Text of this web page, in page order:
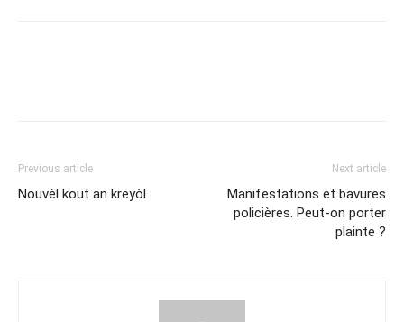
Previous article
Nouvèl kout an kreyòl
Next article
Manifestations et bavures
policières. Peut-on porter
plainte ?